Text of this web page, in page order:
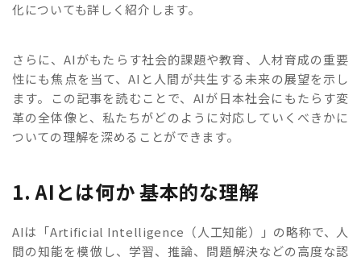
化についても詳しく紹介します。
さらに、AIがもたらす社会的課題や教育、人材育成の重要
性にも焦点を当て、AIと人間が共生する未来の展望を示し
ます。この記事を読むことで、AIが日本社会にもたらす変
革の全体像と、私たちがどのように対応していくべきかに
ついての理解を深めることができます。
1. AIとは何か 基本的な理解
AIは「Artificial Intelligence（人工知能）」の略称で、人
間の知能を模倣し、学習、推論、問題解決などの高度な認